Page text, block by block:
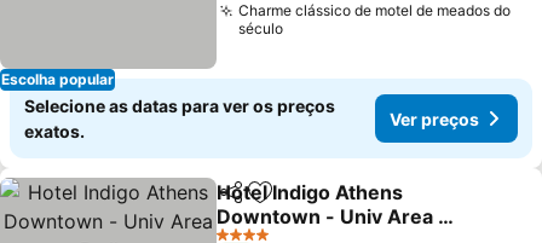
Escolha popular
Charme clássico de motel de meados do
século
Selecione as datas para ver os preços
exatos.
Ver preços
PartilharAdicionar aos favoritos
Hotel Indigo Athens
Downtown - Univ Area By